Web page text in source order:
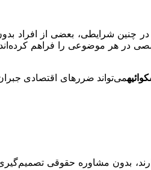
چنین شرایطی، بعضی از افراد
در هر موضوعی را فراهم
می‌تواند ضررهای اقتصادی
بدون مشاوره حقوقی